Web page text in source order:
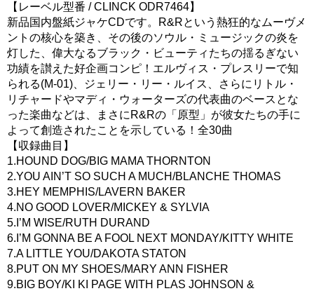
【レーベル型番 / CLINCK ODR7464】
新品国内盤紙ジャケCDです。R&Rという熱狂的なムーヴメ
ントの核心を築き、その後のソウル・ミュージックの炎を
灯した、偉大なるブラック・ビューティたちの揺るぎない
功績を讃えた好企画コンピ！エルヴィス・プレスリーで知
られる(M-01)、ジェリー・リー・ルイス、さらにリトル・
リチャードやマディ・ウォーターズの代表曲のベースとな
った楽曲などは、まさにR&Rの「原型」が彼女たちの手に
よって創造されたことを示している！全30曲
【収録曲目】
1.HOUND DOG/BIG MAMA THORNTON
2.YOU AIN’T SO SUCH A MUCH/BLANCHE THOMAS
3.HEY MEMPHIS/LAVERN BAKER
4.NO GOOD LOVER/MICKEY & SYLVIA
5.I’M WISE/RUTH DURAND
6.I’M GONNA BE A FOOL NEXT MONDAY/KITTY WHITE
7.A LITTLE YOU/DAKOTA STATON
8.PUT ON MY SHOES/MARY ANN FISHER
9.BIG BOY/KI KI PAGE WITH PLAS JOHNSON &